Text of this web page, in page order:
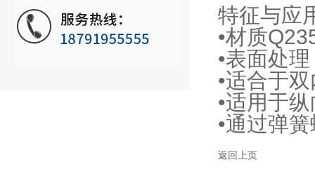
特征与应
•材质
•表面处
•适合于
•适用于
•通过弹
返回上页